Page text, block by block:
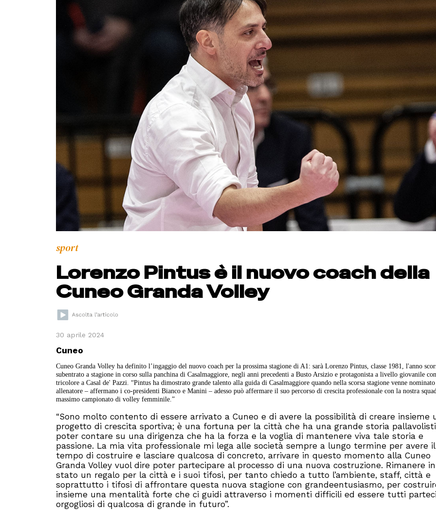
sport
Lorenzo Pintus è il nuovo coach della
Cuneo Granda Volley
30 aprile 2024
Cuneo
Cuneo Granda Volley ha definito l’ingaggio del nuovo coach per la prossima stagione di A1: sarà Lorenzo Pintus, classe 1981, l'anno
subentrato a stagione in corso sulla panchina di Casalmaggiore, negli anni precedenti a Busto Arsizio e protagonista a livello giovanile
tricolore a Casal de' Pazzi. “Pintus ha dimostrato grande talento alla guida di Casalmaggiore quando nella scorsa stagione venne
allenatore – affermano i co-presidenti Bianco e Manini – adesso può affermare il suo percorso di crescita professionale con la nostra
massimo campionato di volley femminile.”
“Sono molto contento di essere arrivato a Cuneo e di avere la possibilità di creare insieme
progetto di crescita sportiva; è una fortuna per la città che ha una grande storia
poter contare su una dirigenza che ha la forza e la voglia di mantenere viva tale storia e
passione. La mia vita professionale mi lega alle società sempre a lungo termine per avere il
tempo di costruire e lasciare qualcosa di concreto, arrivare in questo momento alla Cuneo
Granda Volley vuol dire poter partecipare al processo di una nuova costruzione. Rimanere in
stato un regalo per la città e i suoi tifosi, per tanto chiedo a tutto l’ambiente, staff, città e
soprattutto i tifosi di affrontare questa nuova stagione con grandeentusiasmo, per
insieme una mentalità forte che ci guidi attraverso i momenti difficili ed essere tutti
orgogliosi di qualcosa di grande in futuro”.